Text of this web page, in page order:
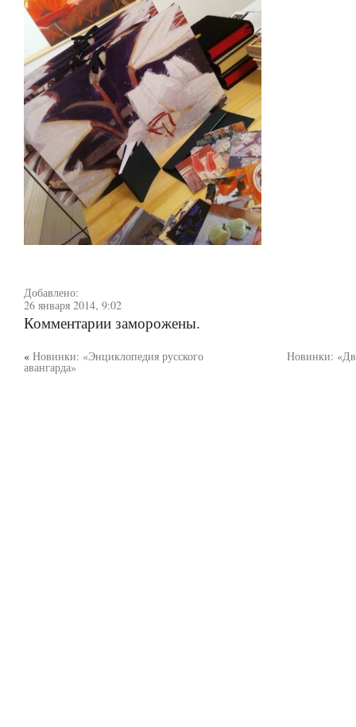
Добавлено:
26 января 2014, 9:02
Комментарии заморожены.
« Новинки: «Энциклопедия русского
авангарда»
Новинки: